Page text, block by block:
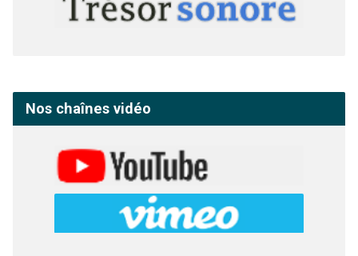
Nos chaînes vidéo